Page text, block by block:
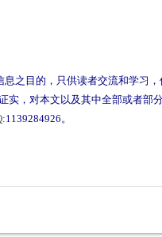
之目的，只供读者交流和学习
实，对本文以及其中全部或者部
:1139284926。